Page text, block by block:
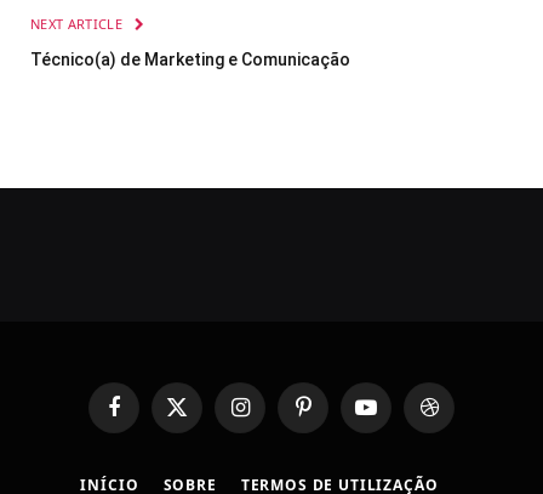
NEXT ARTICLE
Técnico(a) de Marketing e Comunicação
FacebookX
(Twitter)
InstagramPinterestYouTubeDribbble
INÍCIO SOBRE TERMOS DE UTILIZAÇÃO